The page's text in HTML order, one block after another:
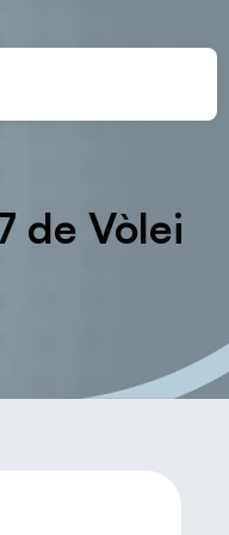
de Vòlei